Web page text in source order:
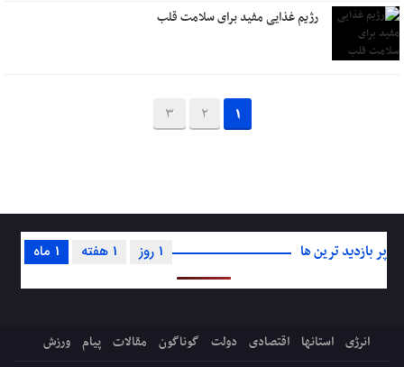
رژیم غذایی مفید برای سلامت قلب
1
2
3
پر بازدید ترین ها 1 ماه 1 هفته 1 روز
انرژی استانها اقتصادی دولت گوناگون مقالات پیام ورزش